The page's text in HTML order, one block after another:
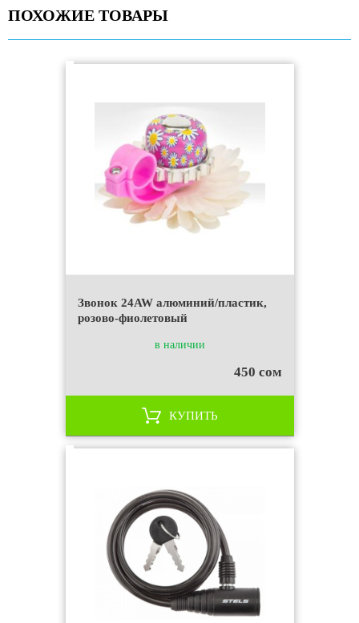
ПОХОЖИЕ ТОВАРЫ
Звонок 24AW алюминий/пластик,
розово-фиолетовый
в наличии
450 сом
КУПИТЬ